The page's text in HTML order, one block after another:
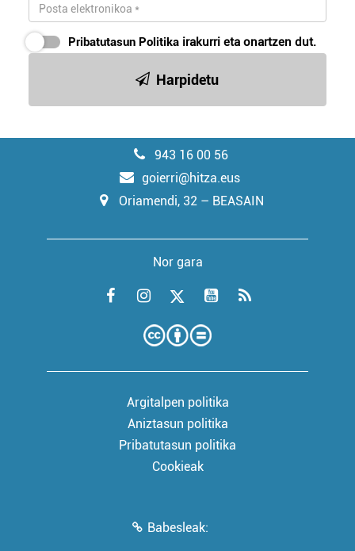
Pribatutasun Politika irakurri eta onartzen dut.
Harpidetu
943 16 00 56
goierri@hitza.eus
Oriamendi, 32 – BEASAIN
Nor gara
Argitalpen politika
Aniztasun politika
Pribatutasun politika
Cookieak
Babesleak: